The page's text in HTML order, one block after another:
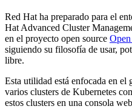
Red Hat ha preparado para el
Hat Advanced Cluster
en el proyecto open source
siguiendo su filosofía de usar,
libre.
Esta utilidad está enfocada en
varios clusters de Kubernetes
estos clusters en una consola